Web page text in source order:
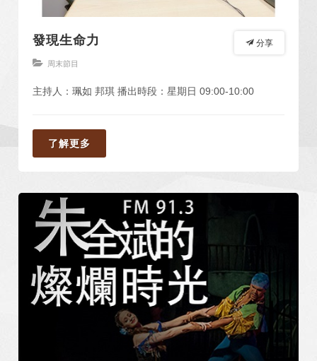
分享
發現生命力
周末節目
主持人：珮如 邦琪 播出時段：星期日 09:00-10:00
了解更多